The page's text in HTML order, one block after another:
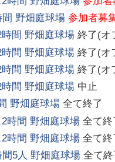
間 野畑庭球場 参加者募
間 野畑庭球場 終了(オ
間 野畑庭球場 終了(オ
間 野畑庭球場 終了(オ
間 野畑庭球場 中止
野畑庭球場 全て終了
時間 野畑庭球場 全て終
時間 野畑庭球場 全て終
間5人 野畑庭球場 全て終